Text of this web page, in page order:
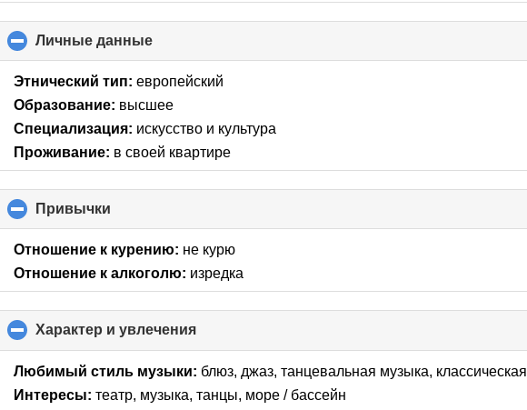
Личные данные
to
collapse
Этнический тип: европейский
Образование: высшее
Специализация: искусство и культура
Проживание: в своей квартире
Привычки
to
collapse
Отношение к курению: не курю
Отношение к алкоголю: изредка
Характер и увлечения
to
collapse
contents
Любимый стиль музыки: блюз, джаз, танцевальная музыка, классическая
Интересы: театр, музыка, танцы, море / бассейн